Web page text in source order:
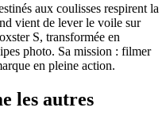
aux coulisses respirent la
vient de lever le voile sur
S, transformée en
photo. Sa mission : filmer
en pleine action.
les autres